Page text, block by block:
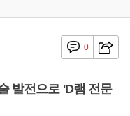
0
발전으로 'D램 전문